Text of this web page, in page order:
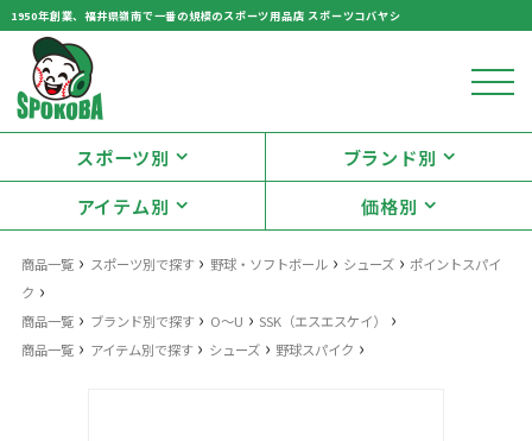
1950年創業、福井県嶺南で一番の規模のスポーツ用品店 スポーツコバヤシ
スポーツ別
ブランド別
アイテム別
価格別
商品一覧 › スポーツ別で探す› 野球・ソフトボール› シューズ › ポイントスパイ
ク ›
商品一覧 › ブランド別で探す› O～U ›SSK（エスエスケイ） ›
商品一覧 › アイテム別で探す› シューズ› 野球スパイク ›